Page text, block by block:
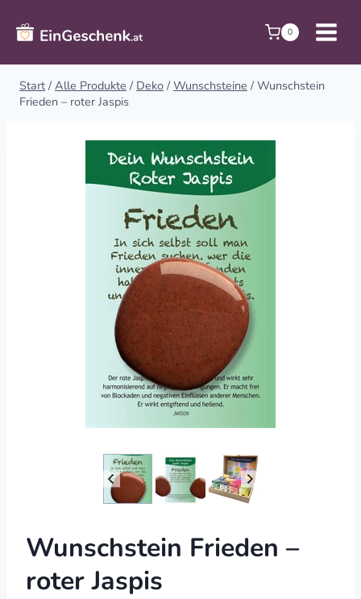
Inhalt
springen
0
Start / Alle Produkte / Deko / Wunschsteine / Wunschstein
Frieden – roter Jaspis
Wunschstein Frieden –
roter Jaspis